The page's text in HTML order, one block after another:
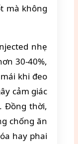
mà không
nhẹ
30-40%,
khi đeo
cảm giác
Đồng thời,
chống ăn
hay phai